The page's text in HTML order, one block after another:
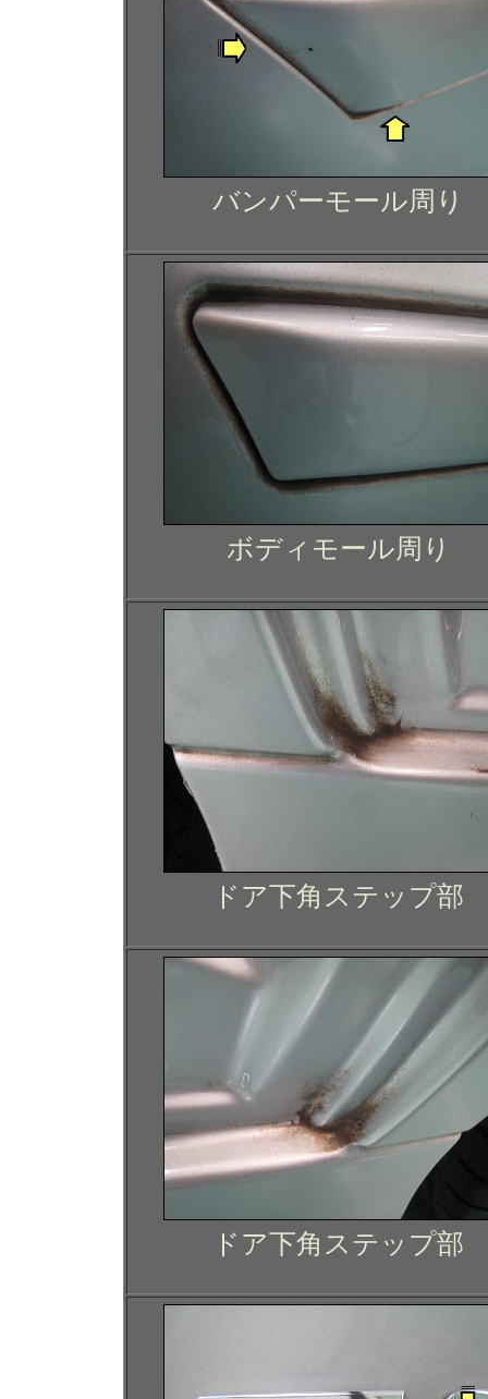
バンパーモール周り
ボディモール周り
ドア下角ステップ部
ドア下角ステップ部